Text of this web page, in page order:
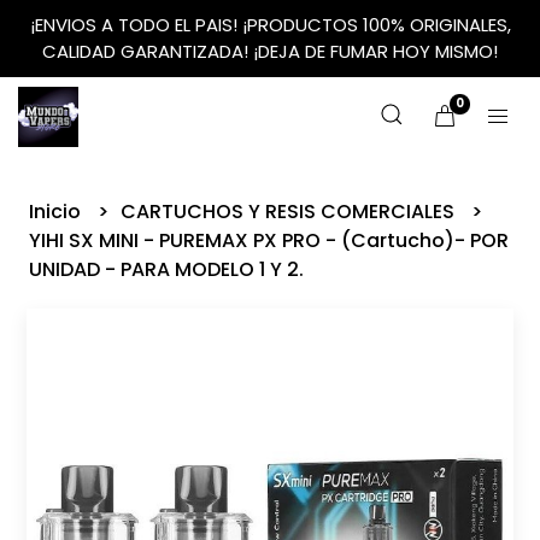
¡ENVIOS A TODO EL PAIS! ¡PRODUCTOS 100% ORIGINALES,
CALIDAD GARANTIZADA! ¡DEJA DE FUMAR HOY MISMO!
0
Inicio
CARTUCHOS Y RESIS COMERCIALES
YIHI SX MINI - PUREMAX PX PRO - (Cartucho)- POR
UNIDAD - PARA MODELO 1 Y 2.